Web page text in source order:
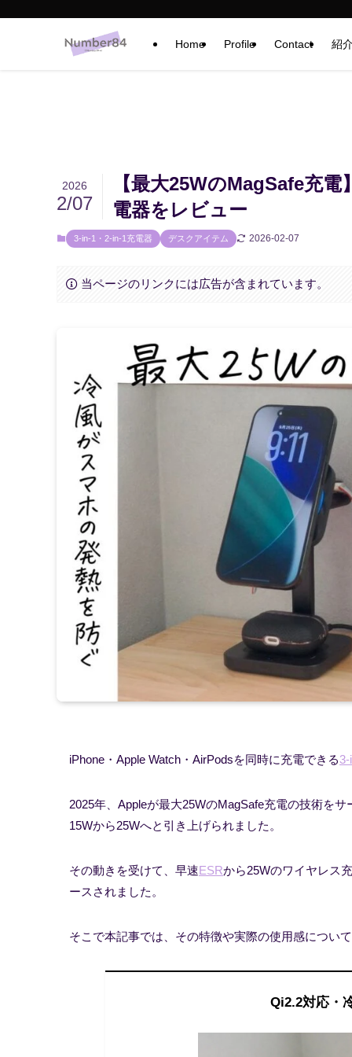
Home Profile Contact 紹
【最大25WのMagSafe充
電器をレビュー
2026
2/07
3-in-1・2-in-1充電器 デスクアイテム 2026-02-07
当ページのリンクには広告が含まれています。
iPhone・Apple Watch・AirPodsを同時に充電できる3-
2025年、Appleが最大25WのMagSafe充電の技術を
15Wから25Wへと引き上げられました。
その動きを受けて、早速ESRから25Wのワイヤレス
ースされました。
そこで本記事では、その特徴や実際の使用感につい
Qi2.2対応・